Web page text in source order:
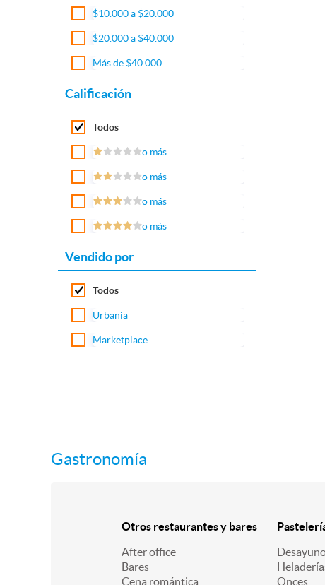
$10.000 a $20.000
$20.000 a $40.000
Más de $40.000
Calificación
Todos
o más
o más
o más
o más
Vendido por
Todos
Urbania
Marketplace
Gastronomía
Otros restaurantes y bares
After office
Bares
Cena romántica
Onces